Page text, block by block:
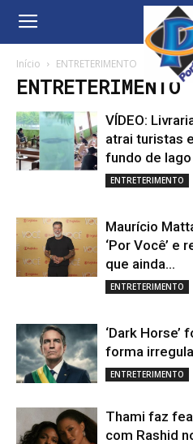
Início ENTRETERIMENTO
ENTRETERIMENTO
VÍDEO:
atrai turistas
fundo de lago
ENTRETERIMENTO
Maurício
‘Por Você’ e
que ainda...
ENTRETERIMENTO
‘Dark Horse’
forma
ENTRETERIMENTO
Thami faz
com Rashid